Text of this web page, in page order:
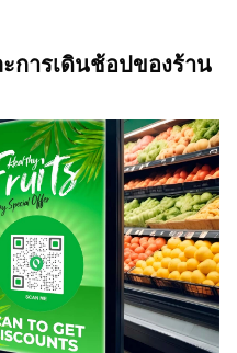
การเดินช้อปของร้าน